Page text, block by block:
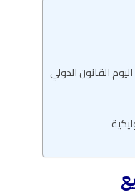
القانون الدولي